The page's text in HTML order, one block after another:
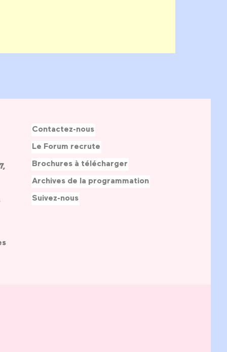
Contactez-nous
Le Forum recrute
Brochures à télécharger
Archives de la programmation
Suivez-nous